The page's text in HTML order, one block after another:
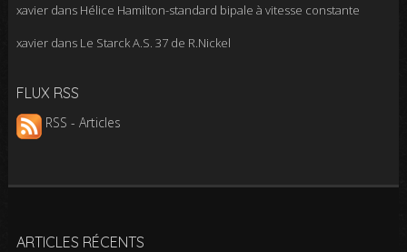
xavierdans Hélice Hamilton-standard bipale à vitesse constante
xavierdans Le Starck A.S. 37 de R.Nickel
FLUX RSS
RSS - Articles
ARTICLES RÉCENTS